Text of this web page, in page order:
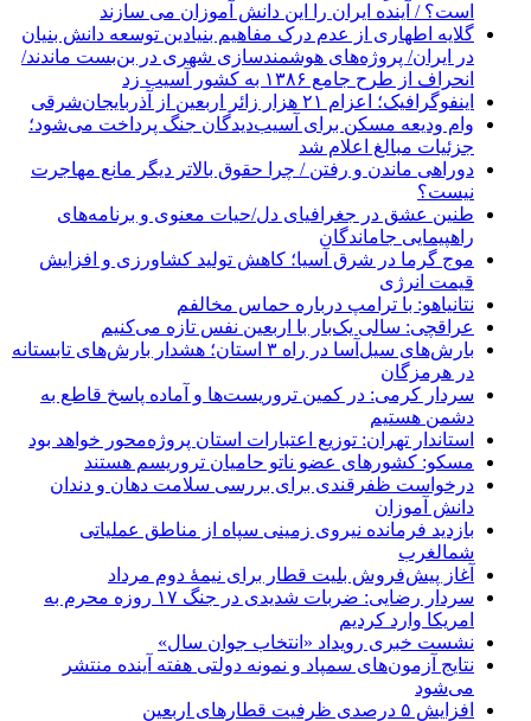
است؟ / آینده ایران را این دانش آموزان می سازند
گلایه اطهاری از عدم درک مفاهیم بنیادین توسعه دانش بنیان
در ایران/ پروژه‌های هوشمندسازی شهری در بن‌بست ماندند/
انحراف از طرح جامع ۱۳۸۶ به کشور آسیب زد
اینفوگرافیک؛ اعزام ۲۱ هزار زائر اربعین از آذربایجان‌شرقی
وام ودیعه مسکن برای آسیب‌دیدگان جنگ پرداخت می‌شود؛
جزئیات مبالغ اعلام شد
دوراهی ماندن و رفتن / چرا حقوق بالاتر دیگر مانع مهاجرت
نیست؟
طنین عشق در جغرافیای دل/حیات معنوی و برنامه‌های
راهپیمایی جاماندگان
موج گرما در شرق آسیا؛ کاهش تولید کشاورزی و افزایش
قیمت انرژی
نتانیاهو: با ترامپ درباره حماس مخالفم
عراقچی: سالی یک‌بار با اربعین نفس تازه می‌کنیم
بارش‌های سیل‌آسا در راه ۳ استان؛ هشدار بارش‌های تابستانه
در هرمزگان
سردار کرمی: در کمین تروریست‌ها و آماده پاسخ قاطع به
دشمن هستیم
استاندار تهران: توزیع اعتبارات استان پروژه‌محور خواهد بود
مسکو: کشورهای عضو ناتو حامیان تروریسم هستند
درخواست ظفرقندی برای بررسی سلامت دهان و دندان
دانش آموزان
بازدید فرمانده نیروی زمینی سپاه از مناطق عملیاتی
شمالغرب
آغاز پیش‌فروش بلیت قطار برای نیمۀ دوم مرداد
سردار رضایی: ضربات شدیدی در جنگ ۱۷ روزه محرم به
امریکا وارد کردیم
نشست خبری رویداد «انتخاب جوان سال»
نتایج آزمون‌های سمپاد و نمونه دولتی هفته آینده منتشر
می‌شود
افزایش ۵ درصدی ظرفیت قطارهای اربعین